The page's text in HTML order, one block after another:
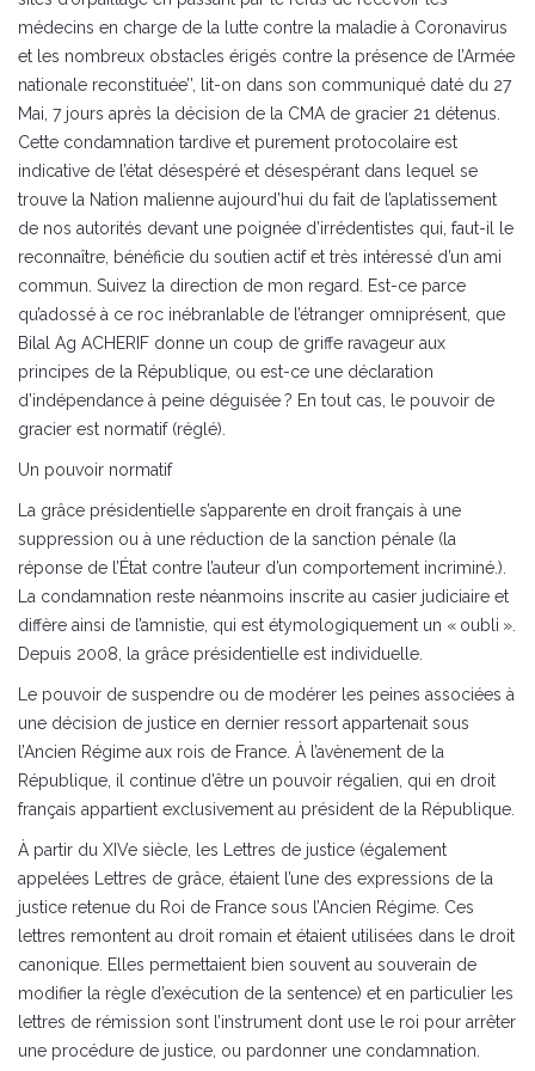
médecins en charge de la lutte contre la maladie à Coronavirus
et les nombreux obstacles érigés contre la présence de l’Armée
nationale reconstituée’’, lit-on dans son communiqué daté du 27
Mai, 7 jours après la décision de la CMA de gracier 21 détenus.
Cette condamnation tardive et purement protocolaire est
indicative de l’état désespéré et désespérant dans lequel se
trouve la Nation malienne aujourd’hui du fait de l’aplatissement
de nos autorités devant une poignée d’irrédentistes qui, faut-il le
reconnaître, bénéficie du soutien actif et très intéressé d’un ami
commun. Suivez la direction de mon regard. Est-ce parce
qu’adossé à ce roc inébranlable de l’étranger omniprésent, que
Bilal Ag ACHERIF donne un coup de griffe ravageur aux
principes de la République, ou est-ce une déclaration
d’indépendance à peine déguisée ? En tout cas, le pouvoir de
gracier est normatif (réglé).
Un pouvoir normatif
La grâce présidentielle s’apparente en droit français à une
suppression ou à une réduction de la sanction pénale (la
réponse de l’État contre l’auteur d’un comportement incriminé.).
La condamnation reste néanmoins inscrite au casier judiciaire et
diffère ainsi de l’amnistie, qui est étymologiquement un « oubli ».
Depuis 2008, la grâce présidentielle est individuelle.
Le pouvoir de suspendre ou de modérer les peines associées à
une décision de justice en dernier ressort appartenait sous
l’Ancien Régime aux rois de France. À l’avènement de la
République, il continue d’être un pouvoir régalien, qui en droit
français appartient exclusivement au président de la République.
À partir du XIVe siècle, les Lettres de justice (également
appelées Lettres de grâce, étaient l’une des expressions de la
justice retenue du Roi de France sous l’Ancien Régime. Ces
lettres remontent au droit romain et étaient utilisées dans le droit
canonique. Elles permettaient bien souvent au souverain de
modifier la règle d’exécution de la sentence) et en particulier les
lettres de rémission sont l’instrument dont use le roi pour arrêter
une procédure de justice, ou pardonner une condamnation.